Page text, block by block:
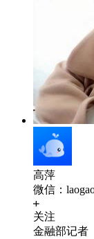
高萍
微信：
关注
金融部记者